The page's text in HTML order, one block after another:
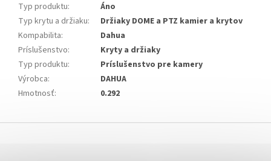
Typ produktu:
Áno
Typ krytu a držiaku:
Držiaky DOME a PTZ kamier a krytov
Kompabilita:
Dahua
Príslušenstvo:
Kryty a držiaky
Typ produktu:
Príslušenstvo pre kamery
Výrobca:
DAHUA
Hmotnosť: 0.292